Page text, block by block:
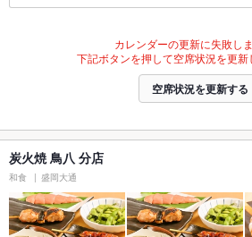
カレンダーの更新に失敗しま
下記ボタンを押して空席状況を更新
空席状況を更新する
炭火焼 鳥八 分店
和食 盛岡大通